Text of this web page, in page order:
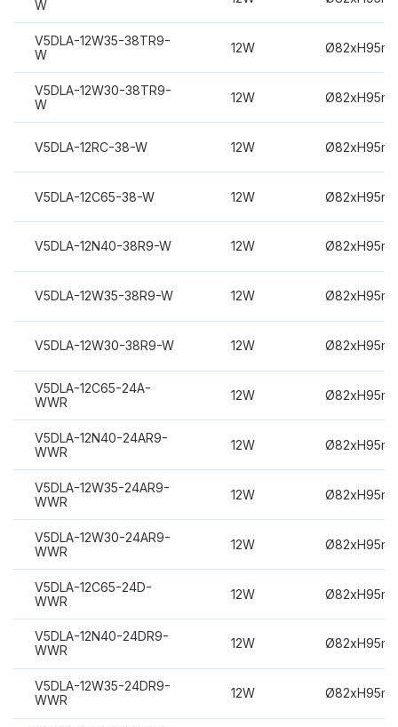
W
V5DLA-12W35-38TR9-
W
12W
V5DLA-12W30-38TR9-
W
12W
V5DLA-12RC-38-W 12W
V5DLA-12C65-38-W 12W
V5DLA-12N40-38R9-W 12W
V5DLA-12W35-38R9-W 12W
V5DLA-12W30-38R9-W 12W
V5DLA-12C65-24A-
WWR
12W
V5DLA-12N40-24AR9-
WWR
12W
V5DLA-12W35-24AR9-
WWR
12W
V5DLA-12W30-24AR9-
WWR
12W
V5DLA-12C65-24D-
WWR
12W
V5DLA-12N40-24DR9-
WWR
12W
V5DLA-12W35-24DR9-
WWR
12W